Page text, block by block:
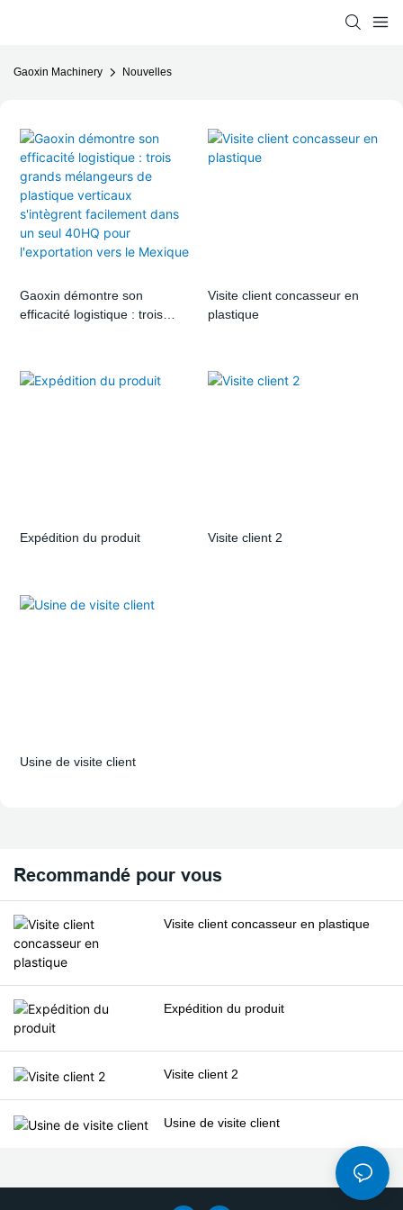
Gaoxin Machinery Nouvelles
Gaoxin démontre son
efficacité logistique : trois
facilement dans un seul 40HQ
pour l'exportation vers le
Visite client concasseur en
plastique
Expédition du produit Visite client 2
Usine de visite client
Recommandé pour vous
Visite client concasseur en plastique
Expédition du produit
Visite client 2
Usine de visite client